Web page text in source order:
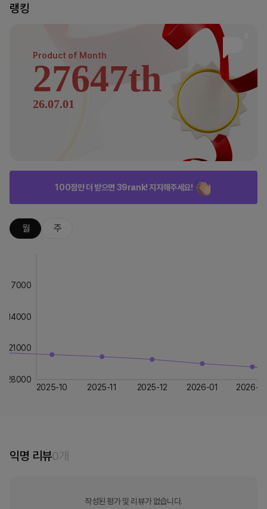
랭킹
Product of Month
27647th
26.07.01
100점만 더 받으면 39rank! 지지해주세요!
월 주
2025-10 2025-11 2025-12 2026-01 2026-
7000
14000
21000
28000
익명 리뷰0개
작성된 평가 및 리뷰가 없습니다.